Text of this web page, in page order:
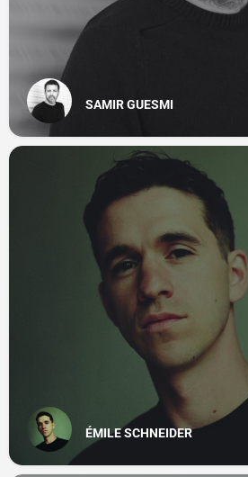
SAMIR GUESMI
ÉMILE SCHNEIDER